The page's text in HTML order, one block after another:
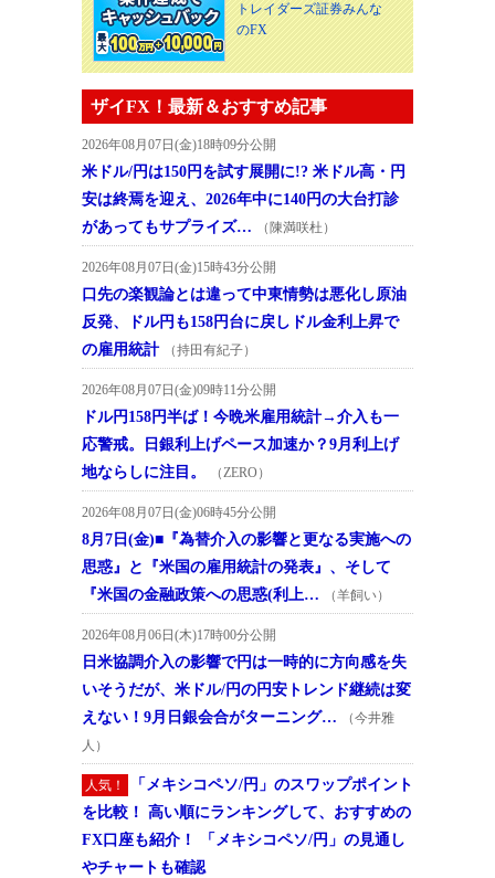
トレイダーズ証券みんな
のFX
ザイFX！最新＆おすすめ記事
2026年08月07日(金)18時09分公開
米ドル/円は150円を試す展開に!? 米ドル高・円
安は終焉を迎え、2026年中に140円の大台打診
があってもサプライズ…
（陳満咲杜）
2026年08月07日(金)15時43分公開
口先の楽観論とは違って中東情勢は悪化し原油
反発、ドル円も158円台に戻しドル金利上昇で
の雇用統計
（持田有紀子）
2026年08月07日(金)09時11分公開
ドル円158円半ば！今晩米雇用統計→介入も一
応警戒。日銀利上げペース加速か？9月利上げ
地ならしに注目。
（ZERO）
2026年08月07日(金)06時45分公開
8月7日(金)■『為替介入の影響と更なる実施への
思惑』と『米国の雇用統計の発表』、そして
『米国の金融政策への思惑(利上…
（羊飼い）
2026年08月06日(木)17時00分公開
日米協調介入の影響で円は一時的に方向感を失
いそうだが、米ドル/円の円安トレンド継続は変
えない！9月日銀会合がターニング…
（今井雅
人）
人気！
「メキシコペソ/円」のスワップポイント
を比較！ 高い順にランキングして、おすすめの
FX口座も紹介！ 「メキシコペソ/円」の見通し
やチャートも確認